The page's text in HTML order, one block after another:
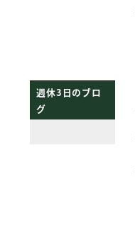
週休3日のブロ
グ